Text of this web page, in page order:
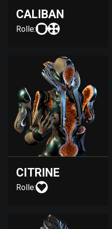
CALIBAN
Rolle:
CITRINE
Rolle: